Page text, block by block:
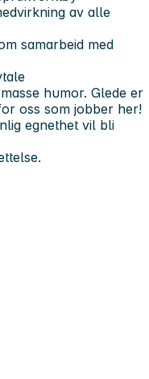
av alle
samarbeid med
humor. Glede er
oss som jobber her!
egnethet vil bli